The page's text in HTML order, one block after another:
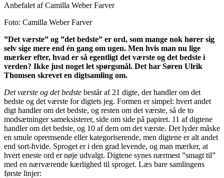
Anbefalet af Camilla Weber Farver
Foto: Camilla Weber Farver
”Det værste” og ”det bedste” er ord, som mange nok hører sig
selv sige mere end én gang om ugen. Men hvis man nu lige
mærker efter, hvad er så egentligt det værste og det bedste i
verden? Ikke just noget let spørgsmål. Det har Søren Ulrik
Thomsen skrevet en digtsamling om.
Det værste og det bedste består af 21 digte, der handler om det
bedste og det værste for digtets jeg. Formen er simpel: hvert andet
digt handler om det bedste, og resten om det værste, så de to
modsætninger sameksisterer, side om side på papiret. 11 af digtene
handler om det bedste, og 10 af dem om det værste. Det lyder måske
en smule opremsende eller kategoriserende, men digtene er alt andet
end sort-hvide. Sproget er i den grad levende, og man mærker, at
hvert eneste ord er nøje udvalgt. Digtene synes nærmest ”smagt til”
med en nærværende kærlighed til sproget. Læs bare samlingens
første linjer: